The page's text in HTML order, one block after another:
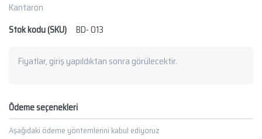
Kantaron
Stok kodu (SKU)
BD- 013
Fiyatlar, giriş yapıldıktan sonra görülecektir.
Ödeme seçenekleri
Aşağıdaki ödeme yöntemlerini kabul ediyoruz